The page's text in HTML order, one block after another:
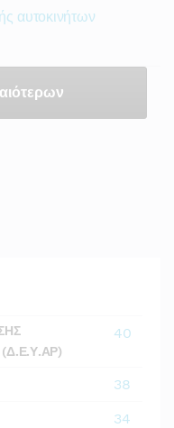
40
38
34
αυτοκινήτων